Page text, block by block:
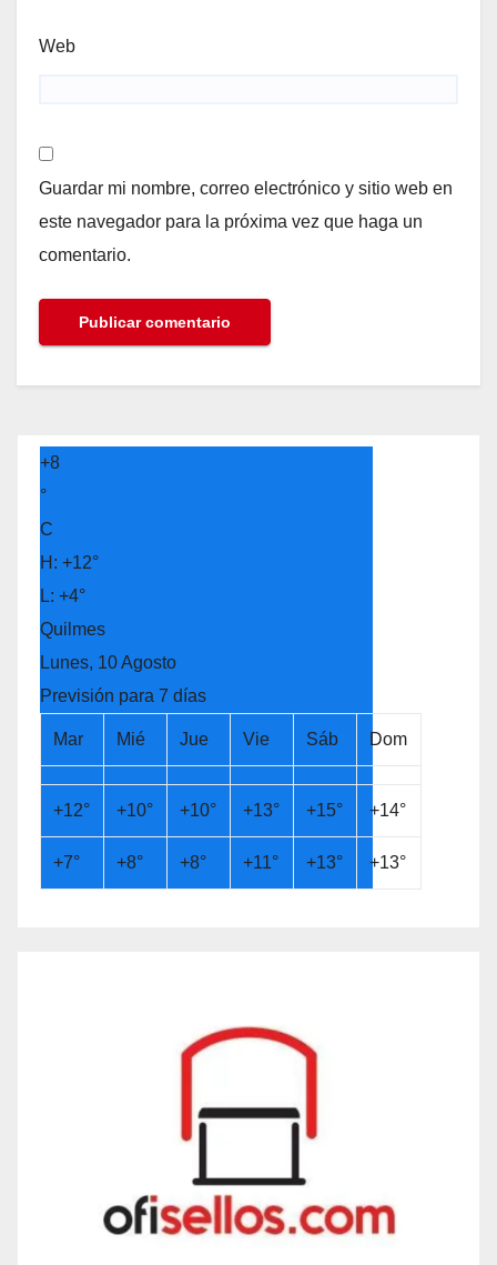
Web
Guardar mi nombre, correo electrónico y sitio web en
este navegador para la próxima vez que haga un
comentario.
+8
°
C
H: +12°
L: +4°
Quilmes
Lunes, 10 Agosto
Previsión para 7 días
Mar Mié Jue Vie Sáb Dom
+12° +10° +10° +13° +15° +14°
+7° +8° +8° +11° +13° +13°